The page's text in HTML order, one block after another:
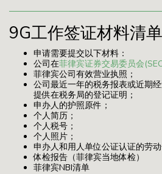
9G工作签证材料清单
申请需要提交以下材料：
公司在菲律宾证券交易委员会
菲律宾公司有效营业执照；
公司最近一年的税务报表或近期
提供在税务局的登记证明；
申办人的护照原件；
个人简历；
个人税号；
个人照片；
申办人和用人单位公证认证的劳动
体检报告（菲律宾当地体检）
菲律宾NBI清单